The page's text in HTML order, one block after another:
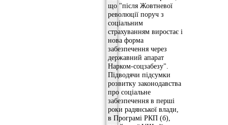
що "після Жовтневої
революції поруч з
соціальним
страхуванням виростає і
нова форма
забезпечення через
державний апарат
Нарком-соцзабезу".
Підводячи підсумки
розвитку законодавства
про соціальне
забезпечення в перші
роки радянської влади,
в Програмі РКП (б),